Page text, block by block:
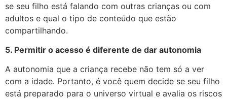
se seu filho está falando com outras crianças ou com
adultos e qual o tipo de conteúdo que estão
compartilhando.
5. Permitir o acesso é diferente de dar autonomia
A autonomia que a criança recebe não tem só a ver
com a idade. Portanto, é você quem decide se seu filho
está preparado para o universo virtual e avalia os riscos